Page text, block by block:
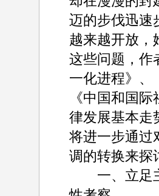
迈的步伐迅速
越来越开放，
这些问题，作
一化进程》、
《中国和国
律发展基本走
将进一步通过
调的转换来探
一、立足主